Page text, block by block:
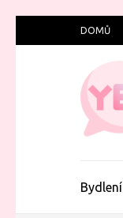
na
DOMŮ
Bydlení